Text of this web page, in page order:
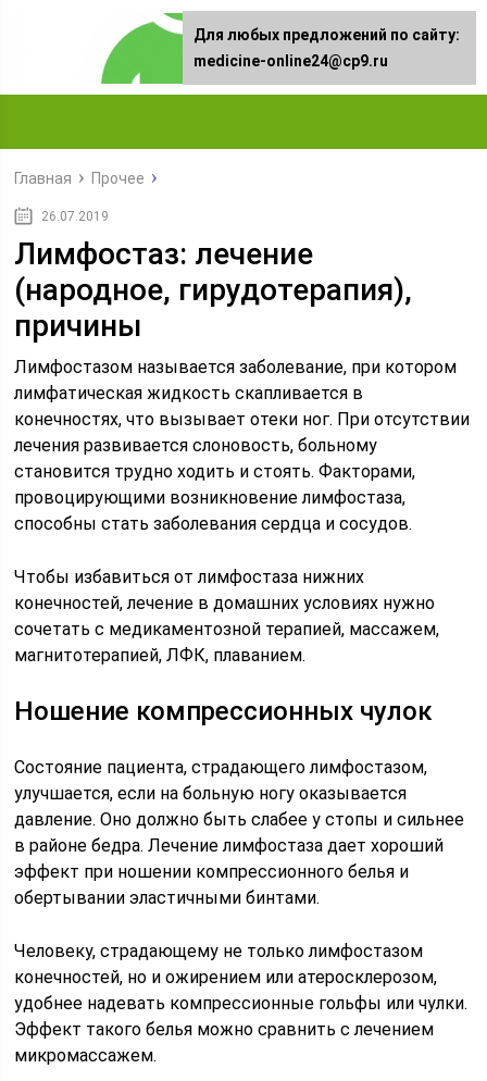
Главная Прочее
26.07.2019
Лимфостаз: лечение
(народное, гирудотерапия),
причины
Лимфостазом называется заболевание, при котором
лимфатическая жидкость скапливается в
конечностях, что вызывает отеки ног. При отсутствии
лечения развивается слоновость, больному
становится трудно ходить и стоять. Факторами,
провоцирующими возникновение лимфостаза,
способны стать заболевания сердца и сосудов.
Чтобы избавиться от лимфостаза нижних
конечностей, лечение в домашних условиях нужно
сочетать с медикаментозной терапией, массажем,
магнитотерапией, ЛФК, плаванием.
Ношение компрессионных чулок
Состояние пациента, страдающего лимфостазом,
улучшается, если на больную ногу оказывается
давление. Оно должно быть слабее у стопы и сильнее
в районе бедра. Лечение лимфостаза дает хороший
эффект при ношении компрессионного белья и
обертывании эластичными бинтами.
Человеку, страдающему не только лимфостазом
конечностей, но и ожирением или атеросклерозом,
удобнее надевать компрессионные гольфы или чулки.
Эффект такого белья можно сравнить с лечением
микромассажем.
Для любых предложений по сайту:
medicine-online24@cp9.ru